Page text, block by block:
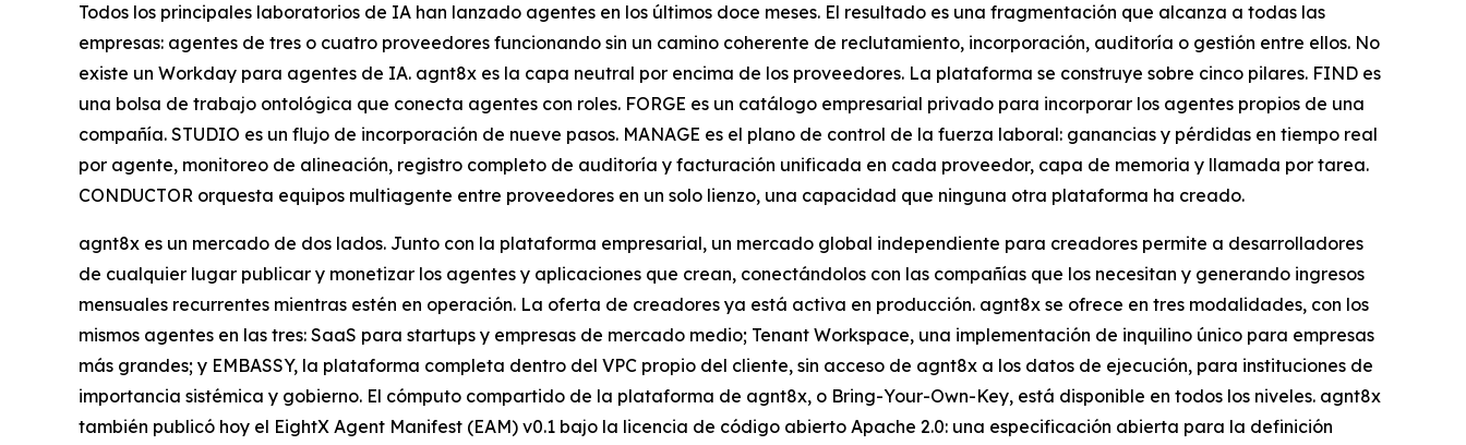
Todos los principales laboratorios de IA han lanzado agentes en los últimos doce meses. El resultado es una fragmentación que alcanza a todas las
empresas: agentes de tres o cuatro proveedores funcionando sin un camino coherente de reclutamiento, incorporación, auditoría o gestión entre ellos. No
existe un Workday para agentes de IA. agnt8x es la capa neutral por encima de los proveedores. La plataforma se construye sobre cinco pilares. FIND es
una bolsa de trabajo ontológica que conecta agentes con roles. FORGE es un catálogo empresarial privado para incorporar los agentes propios de una
compañía. STUDIO es un flujo de incorporación de nueve pasos. MANAGE es el plano de control de la fuerza laboral: ganancias y pérdidas en tiempo real
por agente, monitoreo de alineación, registro completo de auditoría y facturación unificada en cada proveedor, capa de memoria y llamada por tarea.
CONDUCTOR orquesta equipos multiagente entre proveedores en un solo lienzo, una capacidad que ninguna otra plataforma ha creado.
agnt8x es un mercado de dos lados. Junto con la plataforma empresarial, un mercado global independiente para creadores permite a desarrolladores
de cualquier lugar publicar y monetizar los agentes y aplicaciones que crean, conectándolos con las compañías que los necesitan y generando ingresos
mensuales recurrentes mientras estén en operación. La oferta de creadores ya está activa en producción. agnt8x se ofrece en tres modalidades, con los
mismos agentes en las tres: SaaS para startups y empresas de mercado medio; Tenant Workspace, una implementación de inquilino único para empresas
más grandes; y EMBASSY, la plataforma completa dentro del VPC propio del cliente, sin acceso de agnt8x a los datos de ejecución, para instituciones de
importancia sistémica y gobierno. El cómputo compartido de la plataforma de agnt8x, o Bring-Your-Own-Key, está disponible en todos los niveles. agnt8x
también publicó hoy el EightX Agent Manifest (EAM) v0.1 bajo la licencia de código abierto Apache 2.0: una especificación abierta para la definición